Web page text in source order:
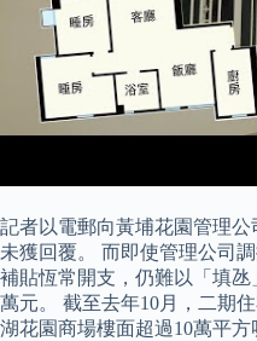
記者以電郵向黃埔花園管理
未獲回覆。 而即使管理公司
補貼恆常開支，仍難以「填氹
萬元。 截至去年10月，二期
湖花園商場樓面超過10萬平